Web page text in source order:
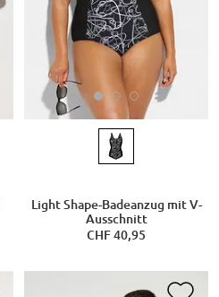
Light Shape-Badeanzug mit V-
Ausschnitt
CHF 40,95